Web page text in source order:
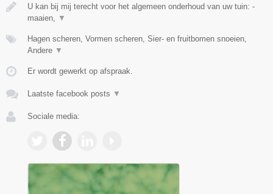
U kan bij mij terecht voor het algemeen onderhoud van uw tuin: -
maaien, ▼
Hagen scheren, Vormen scheren, Sier- en fruitbomen snoeien,
Andere ▼
Er wordt gewerkt op afspraak.
Laatste facebook posts ▼
Sociale media: